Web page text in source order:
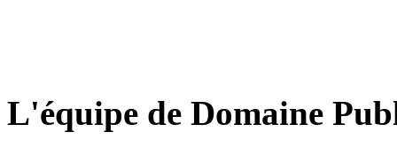
L'équipe de Domaine